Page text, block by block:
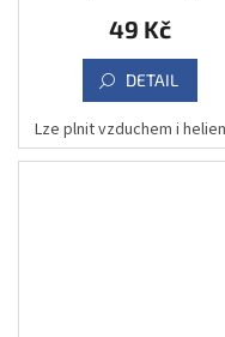
49 Kč
DETAIL
Lze plnit vzduchem i